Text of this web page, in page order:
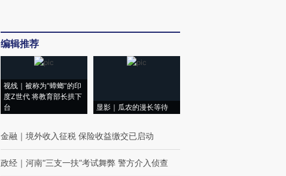
编辑推荐
视线｜被称为“蟑螂”的印
度Z世代 将教育部长拱下
台
显影｜瓜农的漫长等待
金融 ｜ 境外收入征税 保险收益缴交已启动
政经 ｜ 河南“三支一扶”考试舞弊 警方介入侦查